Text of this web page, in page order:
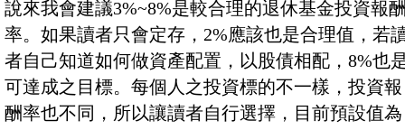
說來我會建議3%~8%是較合理的退休基金投資報
率。如果讀者只會定存，2%應該也是合理值，若
者自己知道如何做資產配置，以股債相配，8%也
可達成之目標。每個人之投資標的不一樣，投資報
酬率也不同，所以讓讀者自行選擇，目前預設值為